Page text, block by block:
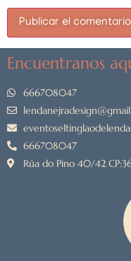
Encuentranos
666708047
666708047
Rúa do Pino 40/42